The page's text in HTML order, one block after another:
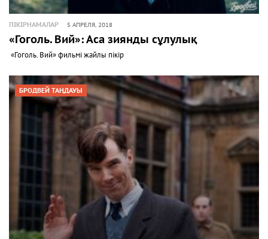
ПІКІРНАМАЛАР 5 АПРЕЛЯ, 2018
«Гоголь. Вий»: Аса зиянды сұлулық
«Гоголь. Вий» фильмі жайлы пікір
БРОДВЕЙ ТАҢДАУЫ